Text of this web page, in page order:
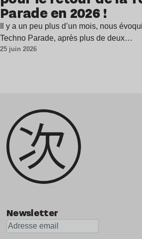
Parade en 2026 !
Il y a un peu plus d’un mois, nous
Techno Parade, après plus de deux…
25 juin 2026
Newsletter